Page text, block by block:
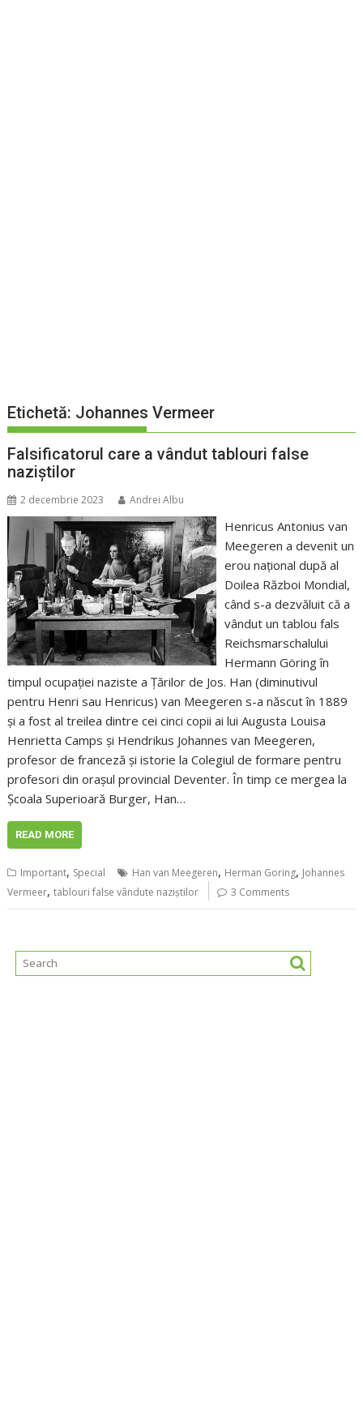
Etichetă: Johannes Vermeer
Falsificatorul care a vândut tablouri false
naziștilor
2 decembrie 2023 Andrei Albu
Henricus Antonius van
Meegeren a devenit un
erou național după al
Doilea Război Mondial,
când s-a dezvăluit că a
vândut un tablou fals
Reichsmarschalului
Hermann Göring în
timpul ocupației naziste a Țărilor de Jos. Han (diminutivul
pentru Henri sau Henricus) van Meegeren s-a născut în 1889
și a fost al treilea dintre cei cinci copii ai lui Augusta Louisa
Henrietta Camps și Hendrikus Johannes van Meegeren,
profesor de franceză și istorie la Colegiul de formare pentru
profesori din orașul provincial Deventer. În timp ce mergea la
Școala Superioară Burger, Han…
READ MORE
Important, Special Han van Meegeren, Herman Goring, Johannes
Vermeer,tablouri false vândute naziștilor 3 Comments